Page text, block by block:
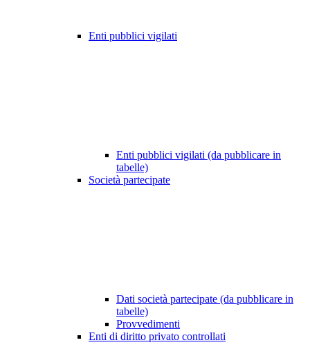
Enti pubblici vigilati
Enti pubblici vigilati (da pubblicare in
tabelle)
Società partecipate
Dati società partecipate (da pubblicare in
tabelle)
Provvedimenti
Enti di diritto privato controllati